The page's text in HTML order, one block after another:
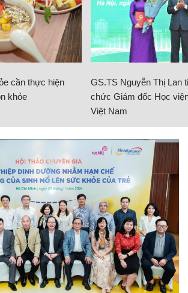
cần thực hiện
khỏe
GS.TS Nguyễn Thị Lan
chức Giám đốc Học
Việt Nam